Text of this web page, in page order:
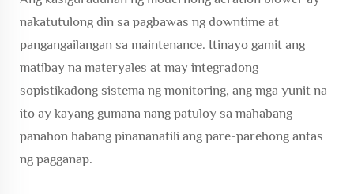
nakatutulong din sa pagbawas ng downtime at
pangangailangan sa maintenance. Itinayo gamit ang
matibay na materyales at may integradong
sopistikadong sistema ng monitoring, ang mga yunit na
ito ay kayang gumana nang patuloy sa mahabang
panahon habang pinananatili ang pare-parehong antas
ng pagganap.